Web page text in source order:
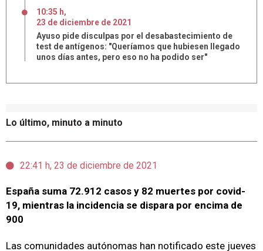
Lo último, minuto a minuto
22:41 h, 23 de diciembre de 2021
España suma 72.912 casos y 82 muertes por covid-
19, mientras la incidencia se dispara por encima de
900
Las comunidades autónomas han notificado este jueves
10:35 h,
23 de diciembre de 2021
Ayuso pide disculpas por el desabastecimiento de
test de antígenos: "Queríamos que hubiesen llegado
unos días antes, pero eso no ha podido ser"